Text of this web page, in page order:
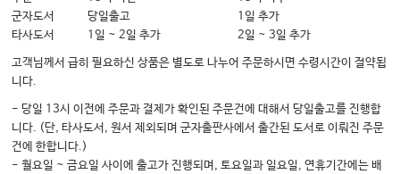
Chapter 20 관절생검
Chapter 21 목표와 원칙
Chapter 22 비스테로이드소염제
Chapter 23 글루코코티코이드
Chapter 24 항류마티스약제
군자도서
당일출고
1일 추가
타사도서
1일 ~ 2일 추가 2일 ~ 3일 추가
고객님께서 급히 필요하신 상품은 별도로 나누어 주문하시면 수령시간이 절약됩
니다.
- 당일 13시 이전에 주문과 결제가 확인된 주문건에 대해서 당일출고를 진행합
니다. (단, 타사도서, 원서 제외되며 군자출판사에서 출간된 도서로 이뤄진 주문
건에 한합니다.)
- 월요일 ~ 금요일 사이에 출고가 진행되며, 토요일과 일요일, 연휴기간에는 배